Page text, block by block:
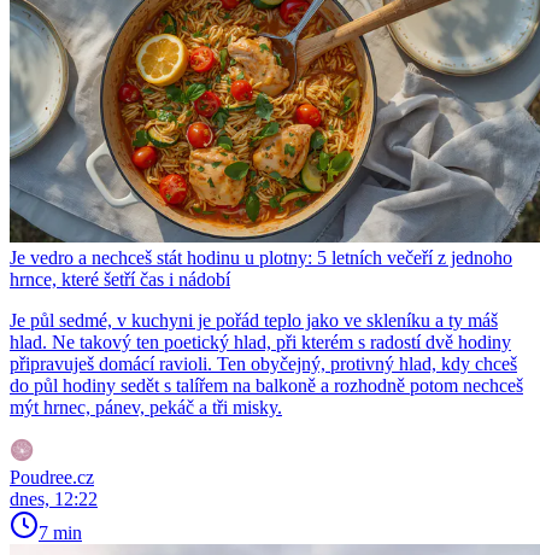
Je vedro a nechceš stát hodinu u plotny: 5 letních večeří z jednoho
hrnce, které šetří čas i nádobí
Je půl sedmé, v kuchyni je pořád teplo jako ve skleníku a ty máš
hlad. Ne takový ten poetický hlad, při kterém s radostí dvě hodiny
připravuješ domácí ravioli. Ten obyčejný, protivný hlad, kdy chceš
do půl hodiny sedět s talířem na balkoně a rozhodně potom nechceš
mýt hrnec, pánev, pekáč a tři misky.
Poudree.cz
dnes, 12:22
7 min